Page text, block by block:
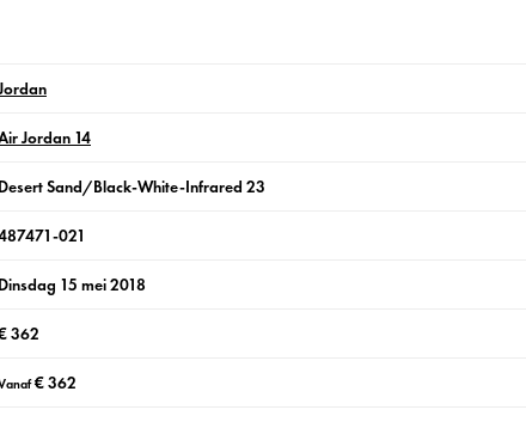
Jordan 14
Desert Sand/Black-White-Infrared 23
021
Dinsdag 15 mei 2018
362
€ 362